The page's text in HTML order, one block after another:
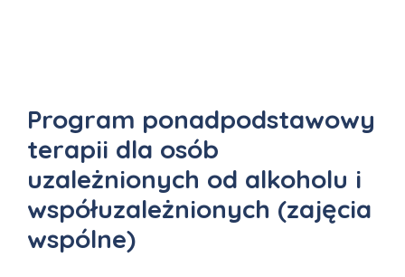
Program ponadpodstawowy
terapii dla osób
uzależnionych od alkoholu i
współuzależnionych (zajęcia
wspólne)